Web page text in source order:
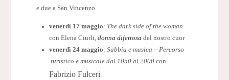
e due a San Vincenzo
venerdì 17 maggio: The dark side of the woman
con Elena Ciurli,donna difettosa del nostro cuor
venerdì 24 maggio:Sabbia e musica – Percorso
turistico e musicale dal 1050 al 2000 con
Fabrizio Fulceri